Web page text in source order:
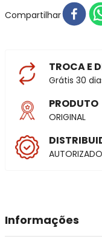
Compartilhar
TROCA E
Grátis 30
PRODUTO
ORIGINAL
AUTORIZADO
Informações